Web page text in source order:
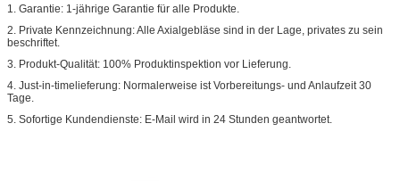
1. Garantie: 1-jährige Garantie für alle Produkte.
2. Private Kennzeichnung: Alle Axialgebläse sind in der Lage, privates zu sein
beschriftet.
3. Produkt-Qualität: 100% Produktinspektion vor Lieferung.
4. Just-in-timelieferung: Normalerweise ist Vorbereitungs- und Anlaufzeit 30
Tage.
5. Sofortige Kundendienste: E-Mail wird in 24 Stunden geantwortet.